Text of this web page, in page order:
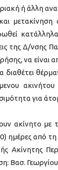
ή άλλη
της Δ/νσης
να είναι
διαθέτει
για
ακίνητο με
ημέρες από
Ακίνητης
Βασ.